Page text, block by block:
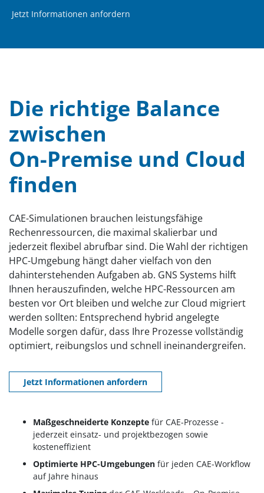
Jetzt Informationen anfordern
Die richtige Balance
zwischen
On-Premise und Cloud
finden
CAE-Simulationen brauchen leistungsfähige
Rechenressourcen, die maximal skalierbar und
jederzeit flexibel abrufbar sind. Die Wahl der richtigen
HPC-Umgebung hängt daher vielfach von den
dahinterstehenden Aufgaben ab. GNS Systems hilft
Ihnen herauszufinden, welche HPC-Ressourcen am
besten vor Ort bleiben und welche zur Cloud migriert
werden sollten: Entsprechend hybrid angelegte
Modelle sorgen dafür, dass Ihre Prozesse vollständig
optimiert, reibungslos und schnell ineinandergreifen.
Jetzt Informationen anfordern
Maßgeschneiderte Konzepte für CAE-Prozesse -
jederzeit einsatz- und projektbezogen sowie
kosteneffizient
Optimierte HPC-Umgebungen für jeden CAE-Workflow
auf Jahre hinaus